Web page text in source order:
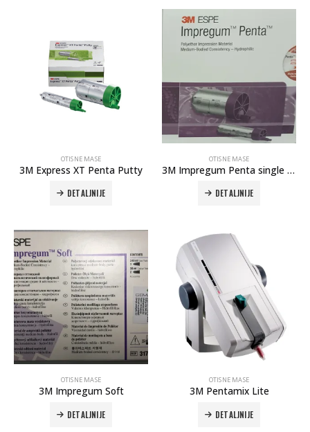
OTISNE MASE
3M Express XT Penta Putty
DETALJNIJE
OTISNE MASE
3M Impregum Penta single pack
DETALJNIJE
OTISNE MASE
3M Impregum Soft
DETALJNIJE
OTISNE MASE
3M Pentamix Lite
DETALJNIJE
Autoklav Europa B evo
Evetric Flow
Autoklav Europa
Evetric Flow